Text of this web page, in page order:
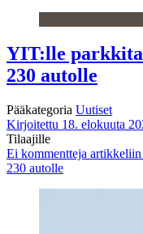
YIT:lle
230 autolle
Pääkategoria Uutiset
Kirjoitettu 18. elokuuta
Tilaajille
Ei kommentteja artikkeliin
230 autolle